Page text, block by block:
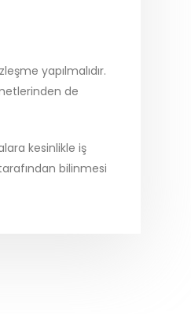
yapılmalıdır.
de
kesinlikle iş
bilinmesi